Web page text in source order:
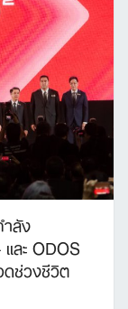
ลัง
ละ ODOS
ช่วงชีวิต